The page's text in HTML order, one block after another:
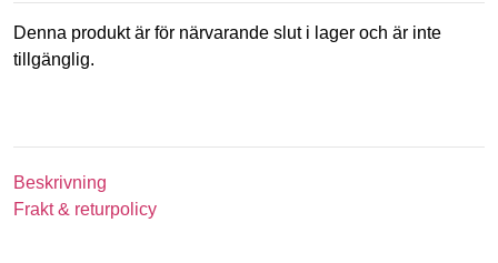
Denna produkt är för närvarande slut i lager och är inte
tillgänglig.
Beskrivning
Frakt & returpolicy